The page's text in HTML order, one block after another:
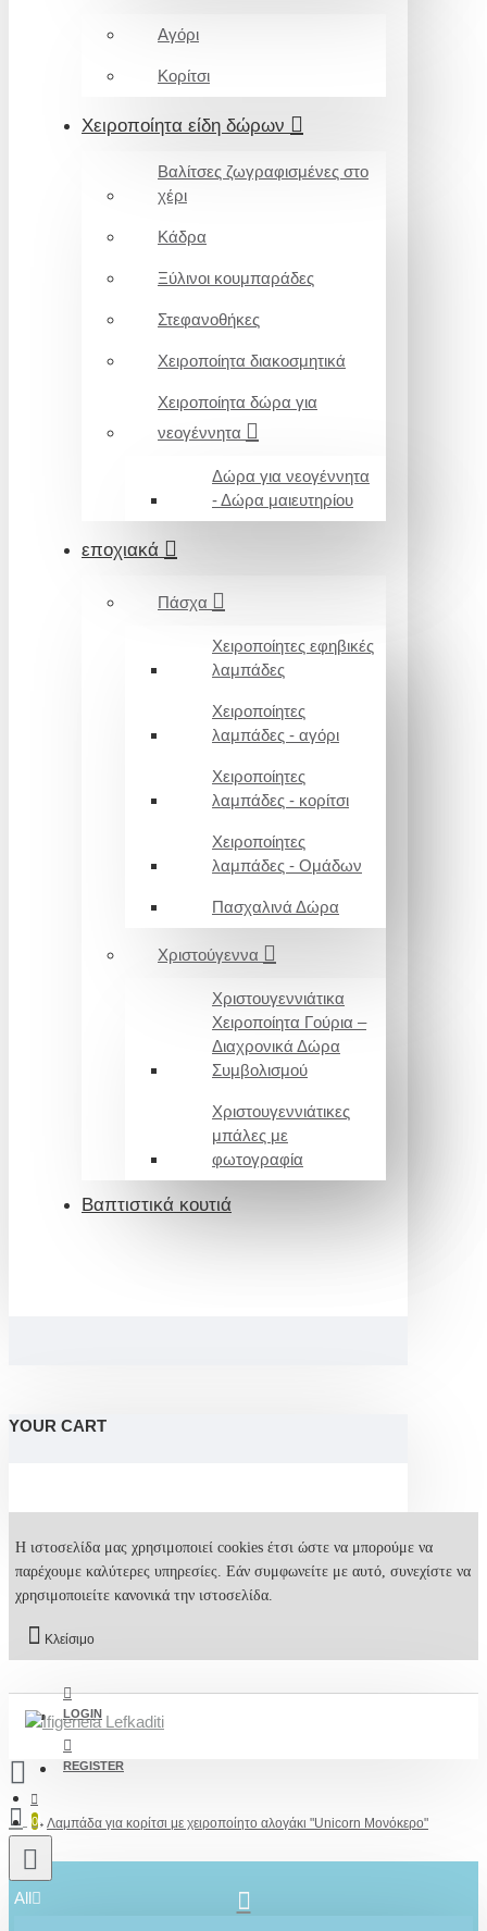
Αγόρι
Κορίτσι
Χειροποίητα είδη δώρων
Βαλίτσες ζωγραφισμένες στο
χέρι
Κάδρα
Ξύλινοι κουμπαράδες
Στεφανοθήκες
Χειροποίητα διακοσμητικά
Χειροποίητα δώρα για
νεογέννητα
Δώρα για νεογέννητα
- Δώρα μαιευτηρίου
εποχιακά
Πάσχα
Χειροποίητες εφηβικές
λαμπάδες
Χειροποίητες
λαμπάδες - αγόρι
Χειροποίητες
λαμπάδες - κορίτσι
Χειροποίητες
λαμπάδες - Ομάδων
Πασχαλινά Δώρα
Χριστούγεννα
Χριστουγεννιάτικα
Χειροποίητα Γούρια –
Διαχρονικά Δώρα
Συμβολισμού
Χριστουγεννιάτικες
μπάλες με
φωτογραφία
Βαπτιστικά κουτιά
YOUR CART
Η ιστοσελίδα μας χρησιμοποιεί cookies έτσι ώστε να μπορούμε να
παρέχουμε καλύτερες υπηρεσίες. Εάν συμφωνείτε με αυτό, συνεχίστε να
χρησιμοποιείτε κανονικά την ιστοσελίδα.
Κλείσιμο
LOGIN
REGISTER
0
All
Λαμπάδα για κορίτσι με χειροποίητο αλογάκι "Unicorn Μονόκερο"